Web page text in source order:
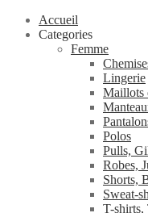
Accueil
Categories
Femme
Lingerie
Maillots
Polos
Pulls,
Robes,
Shorts,
Sweat-
T-shirts,